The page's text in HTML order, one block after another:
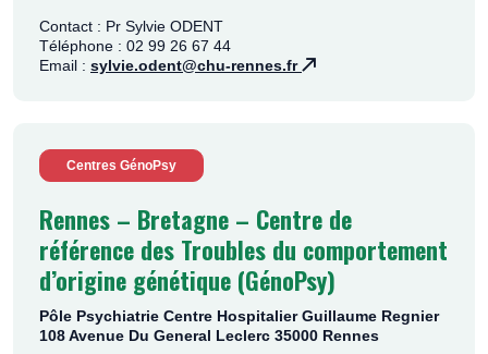
Contact : Pr Sylvie ODENT
Téléphone : 02 99 26 67 44
Email : sylvie.odent@chu-rennes.fr
Centres GénoPsy
Rennes – Bretagne – Centre de
référence des Troubles du comportement
d’origine génétique (GénoPsy)
Pôle Psychiatrie Centre Hospitalier Guillaume Regnier
108 Avenue Du General Leclerc 35000 Rennes